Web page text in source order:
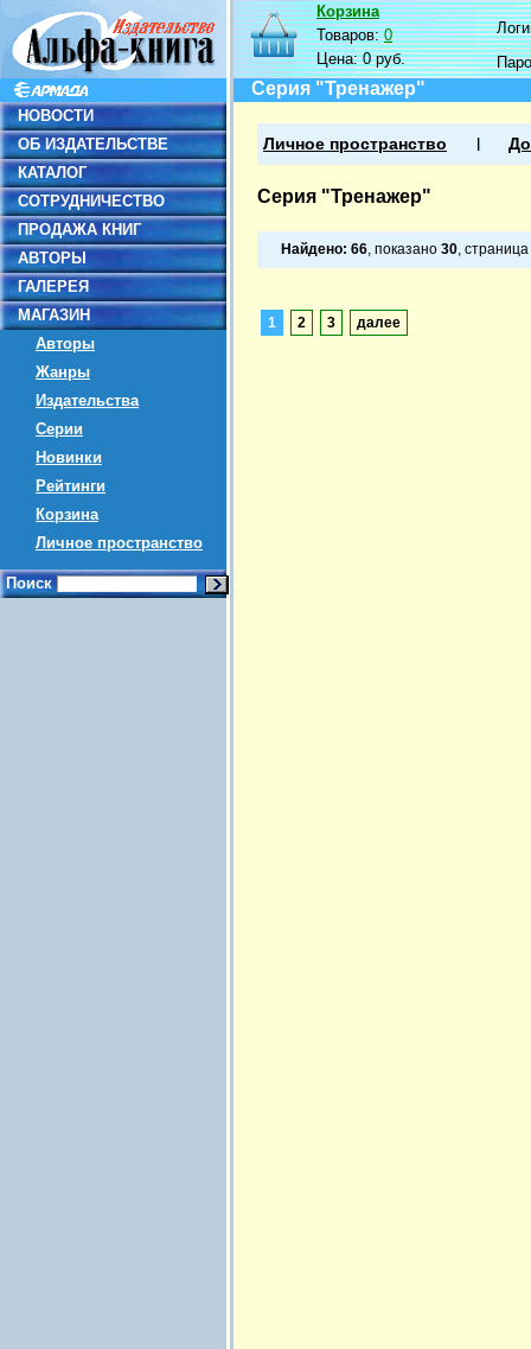
НОВОСТИ
ОБ ИЗДАТЕЛЬСТВЕ
КАТАЛОГ
СОТРУДНИЧЕСТВО
ПРОДАЖА КНИГ
АВТОРЫ
ГАЛЕРЕЯ
МАГАЗИН
Авторы
Жанры
Издательства
Серии
Новинки
Рейтинги
Корзина
Личное пространство
Поиск
Корзина
Товаров:0
Цена:0 руб.
Серия "Тренажер"
Личное пространство
Серия "Тренажер"
Найдено: 66, показано 30, страница
1 2 3 далее